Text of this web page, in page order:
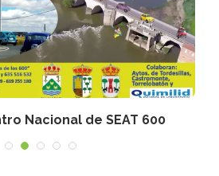
Nacional de SEAT 600